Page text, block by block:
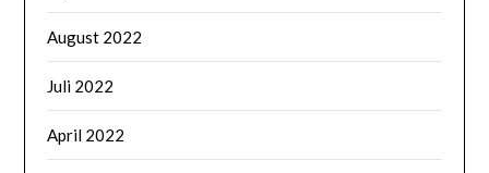
August 2022
Juli 2022
April 2022